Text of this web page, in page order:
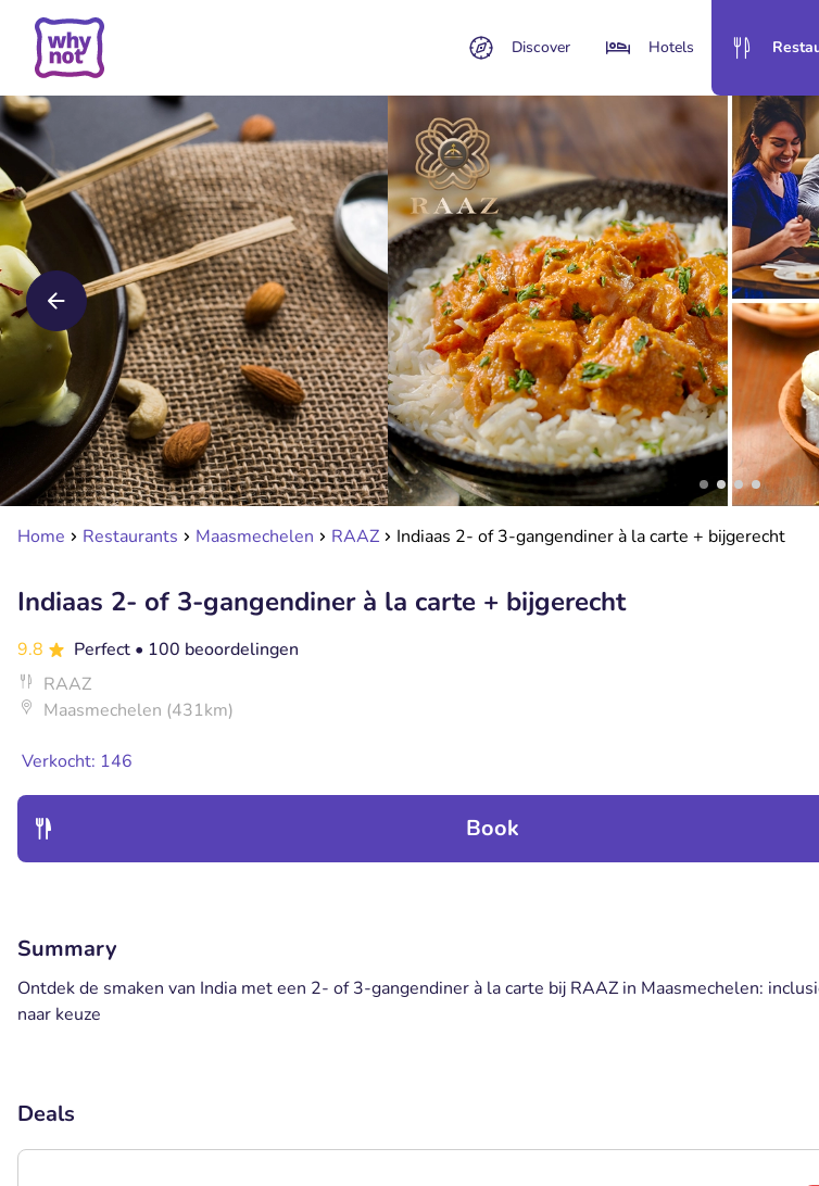
Discover Hotels
Home Restaurants Maasmechelen RAAZ Indiaas 2- of 3-gangendiner à la carte + bijgerecht
Indiaas 2- of 3-gangendiner à la carte + bijgerecht
9.8 Perfect • 100 beoordelingen
RAAZ
Maasmechelen (431km)
Verkocht: 146
Book
Summary
Ontdek de smaken van India met een 2- of 3-gangendiner à la carte bij RAAZ in Maasmechelen:
naar keuze
Deals